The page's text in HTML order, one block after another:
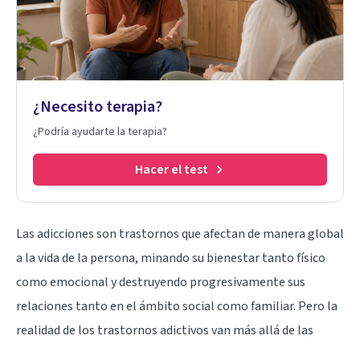
¿Necesito terapia?
¿Podría ayudarte la terapia?
Hacer el test
Las adicciones son trastornos que afectan de manera global
a la vida de la persona, minando su bienestar tanto físico
como emocional y destruyendo progresivamente sus
relaciones tanto en el ámbito social como familiar. Pero la
realidad de los trastornos adictivos van más allá de las